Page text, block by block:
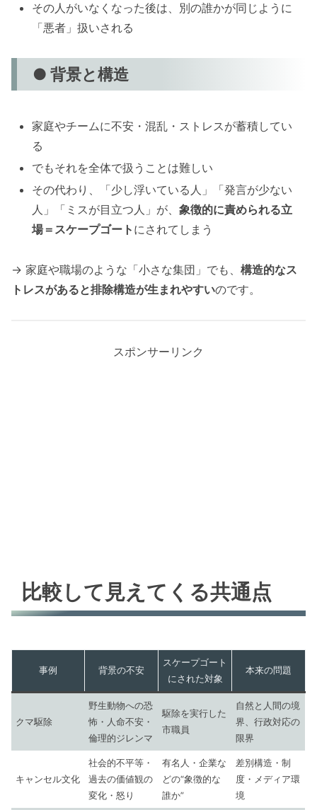
その人がいなくなった後は、別の誰かが同じように
「悪者」扱いされる
● 背景と構造
家庭やチームに不安・混乱・ストレスが蓄積してい
る
でもそれを全体で扱うことは難しい
その代わり、「少し浮いている人」「発言が少ない
人」「ミスが目立つ人」が、象徴的に責められる立
場＝スケープゴート にされてしまう
→ 家庭や職場のような「小さな集団」でも、 構造的なス
トレスがあると排除構造が生まれやすいのです。
スポンサーリンク
比較して見えてくる共通点
事例 背景の不安
スケープゴート
にされた対象
本来の問題
クマ駆除
野生動物への恐
怖・人命不安・
倫理的ジレンマ
駆除を実行した
市職員
自然と人間の境
界、行政対応の
限界
キャンセル文化
社会的不平等・
過去の価値観の
変化・怒り
有名人・企業な
どの“象徴的な
誰か”
差別構造・制
度・メディア環
境